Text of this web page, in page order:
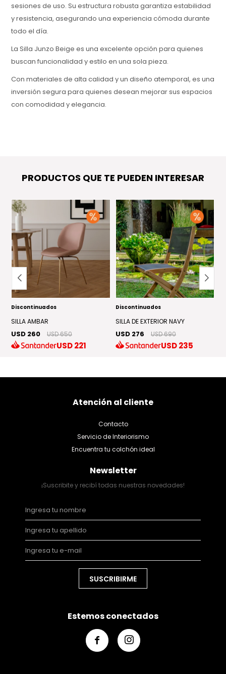
sesiones de uso. Su estructura robusta garantiza estabilidad
y resistencia, asegurando una experiencia cómoda durante
todo el día.
La Silla Junzo Beige es una excelente opción para quienes
buscan funcionalidad y estilo en una sola pieza.
Con materiales de alta calidad y un diseño atemporal, es una
inversión segura para quienes desean mejorar sus espacios
con comodidad y elegancia.
PRODUCTOS QUE TE PUEDEN INTERESAR
Discontinuados
SILLA AMBAR
USD 260 USD 650
USD221
Discontinuados
SILLA DE EXTERIOR NAVY
USD 276 USD 690
USD235
Atención al cliente
Contacto
Servicio de Interiorismo
Encuentra tu colchón ideal
Newsletter
¡Suscribite y recibí todas nuestras novedades!
SUSCRIBIRME
Estemos conectados
 